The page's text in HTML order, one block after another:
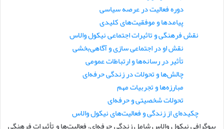
دوره فعالیت در عرصه سیاسی
پیامدها و موفقیت‌های کلیدی
نقش فرهنگی و تاثیرات اجتماعی نیکول والاس
نقش او در اجتماعی سازی و آگاهی‌بخشی
تأثیر در رسانه‌ها و ارتباطات عمومی
چالش‌ها و تحولات در زندگی حرفه‌ای
مبارزه‌ها و تجربیات مهم
تحولات شخصیتی و حرفه‌ای
چکیده‌ای از زندگی و فعالیت‌های نیکول والاس
بیوگرافی نیکول والاس شامل زندگی حرفه‌ای، فعالیت‌ها و تأثیرات فرهنگی